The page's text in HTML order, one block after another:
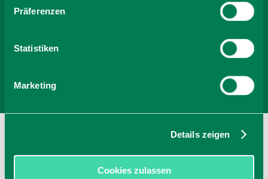
Präferenzen
Statistiken
Marketing
Details zeigen
Cookies zulassen
Anzahl Personen